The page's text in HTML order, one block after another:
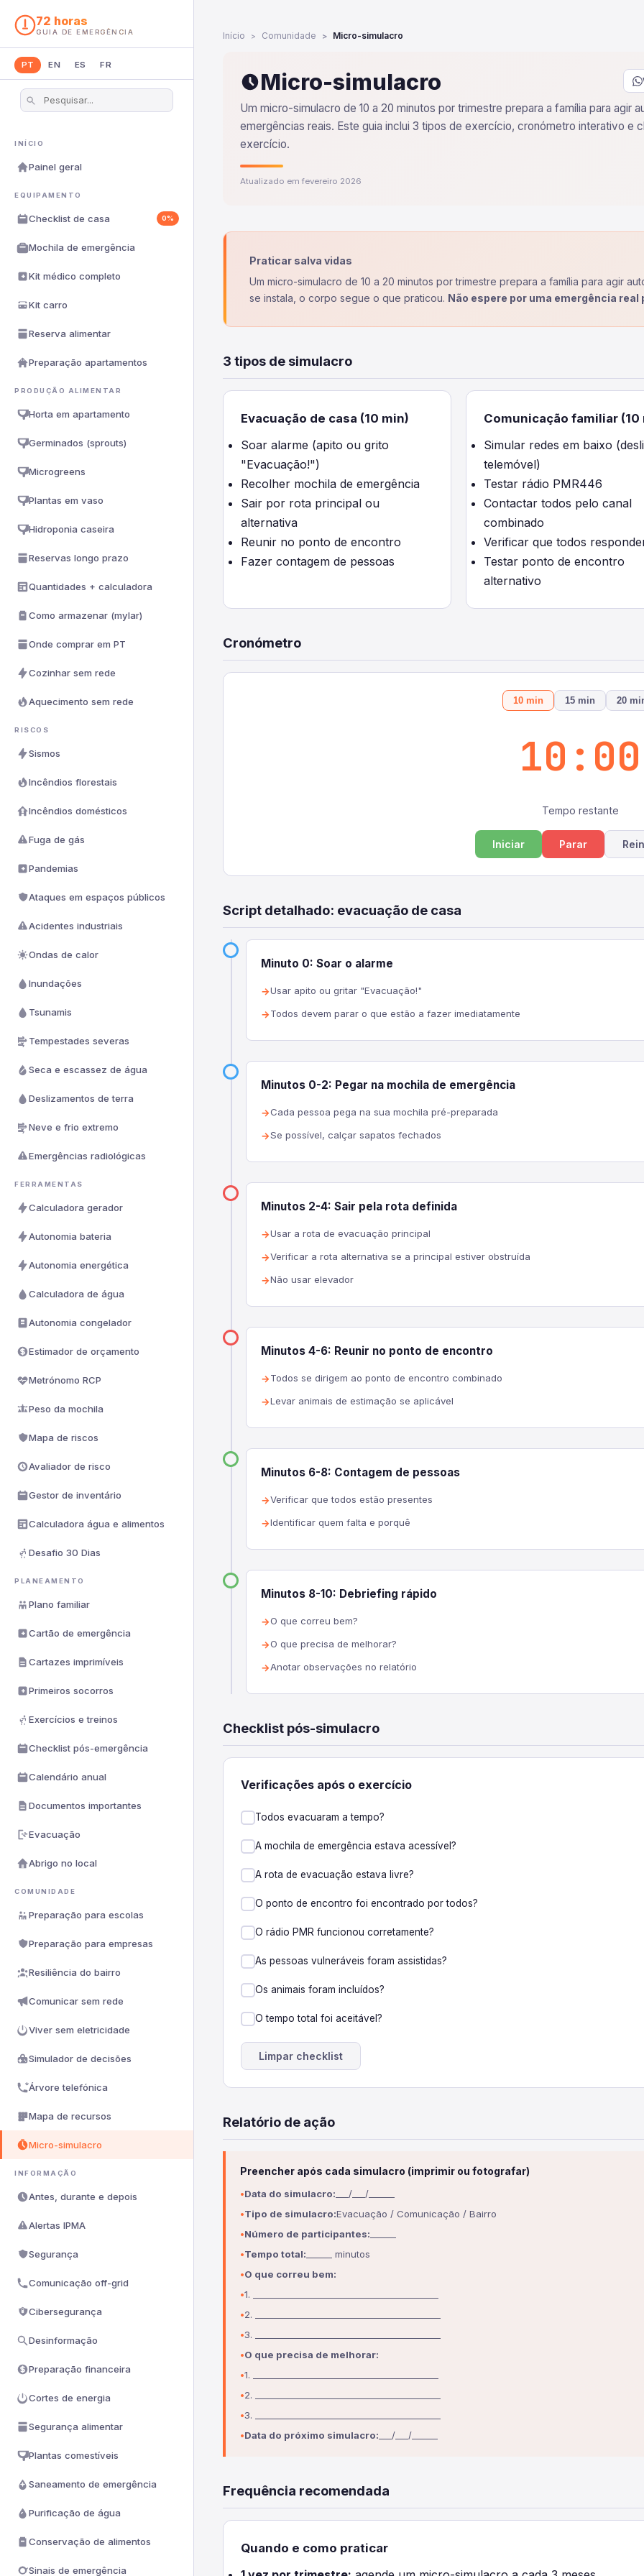
72 horas
GUIA DE EMERGÊNCIA
PT EN ES FR
INÍCIO
Painel geral
EQUIPAMENTO
Checklist de casa 0%
Mochila de emergência
Kit médico completo
Kit carro
Reserva alimentar
Preparação apartamentos
PRODUÇÃO ALIMENTAR
Horta em apartamento
Germinados (sprouts)
Microgreens
Plantas em vaso
Hidroponia caseira
Reservas longo prazo
Quantidades + calculadora
Como armazenar (mylar)
Onde comprar em PT
Cozinhar sem rede
Aquecimento sem rede
RISCOS
Sismos
Incêndios florestais
Incêndios domésticos
Fuga de gás
Pandemias
Ataques em espaços públicos
Acidentes industriais
Ondas de calor
Inundações
Tsunamis
Tempestades severas
Seca e escassez de água
Deslizamentos de terra
Neve e frio extremo
Emergências radiológicas
FERRAMENTAS
Calculadora gerador
Autonomia bateria
Autonomia energética
Calculadora de água
Autonomia congelador
Estimador de orçamento
Metrónomo RCP
Peso da mochila
Mapa de riscos
Avaliador de risco
Gestor de inventário
Calculadora água e alimentos
Desafio 30 Dias
PLANEAMENTO
Plano familiar
Cartão de emergência
Cartazes imprimíveis
Primeiros socorros
Exercícios e treinos
Checklist pós-emergência
Calendário anual
Documentos importantes
Evacuação
Abrigo no local
COMUNIDADE
Preparação para escolas
Preparação para empresas
Resiliência do bairro
Comunicar sem rede
Viver sem eletricidade
Simulador de decisões
Árvore telefónica
Mapa de recursos
Micro-simulacro
INFORMAÇÃO
Antes, durante e depois
Alertas IPMA
Segurança
Comunicação off-grid
Cibersegurança
Desinformação
Preparação financeira
Cortes de energia
Segurança alimentar
Plantas comestíveis
Saneamento de emergência
Purificação de água
Conservação de alimentos
Sinais de emergência
Início Comunidade Micro-simulacro
Micro-simulacro
Um micro-simulacro de 10 a 20 minutos por trimestre prepara a família para agir
emergências reais. Este guia inclui 3 tipos de exercício, cronómetro interativo e
exercício.
Atualizado em fevereiro 2026
Praticar salva vidas
Um micro-simulacro de 10 a 20 minutos por trimestre prepara a família para agir
se instala, o corpo segue o que praticou. Não espere por uma emergência
3 tipos de simulacro
Evacuação de casa (10 min)
Soar alarme (apito ou grito
"Evacuação!")
Recolher mochila de emergência
Sair por rota principal ou
alternativa
Reunir no ponto de encontro
Fazer contagem de pessoas
Comunicação familiar (10
Simular redes em baixo
telemóvel)
Testar rádio PMR446
Contactar todos pelo canal
combinado
Verificar que todos
Testar ponto de encontro
alternativo
Cronómetro
10 min 15 min 20
10:00
Tempo restante
Iniciar Parar
Script detalhado: evacuação de casa
Minuto 0: Soar o alarme
Usar apito ou gritar "Evacuação!"
Todos devem parar o que estão a fazer imediatamente
Minutos 0-2: Pegar na mochila de emergência
Cada pessoa pega na sua mochila pré-preparada
Se possível, calçar sapatos fechados
Minutos 2-4: Sair pela rota definida
Usar a rota de evacuação principal
Verificar a rota alternativa se a principal estiver obstruída
Não usar elevador
Minutos 4-6: Reunir no ponto de encontro
Todos se dirigem ao ponto de encontro combinado
Levar animais de estimação se aplicável
Minutos 6-8: Contagem de pessoas
Verificar que todos estão presentes
Identificar quem falta e porquê
Minutos 8-10: Debriefing rápido
O que correu bem?
O que precisa de melhorar?
Anotar observações no relatório
Checklist pós-simulacro
Verificações após o exercício
Todos evacuaram a tempo?
A mochila de emergência estava acessível?
A rota de evacuação estava livre?
O ponto de encontro foi encontrado por todos?
O rádio PMR funcionou corretamente?
As pessoas vulneráveis foram assistidas?
Os animais foram incluídos?
O tempo total foi aceitável?
Limpar checklist
Relatório de ação
Preencher após cada simulacro (imprimir ou fotografar)
Data do simulacro: ___/___/______
Tipo de simulacro:Evacuação / Comunicação / Bairro
Número de participantes:
Tempo total: ______ minutos
O que correu bem:
1. ___________________________________________
2. ___________________________________________
3. ___________________________________________
O que precisa de melhorar:
1. ___________________________________________
2. ___________________________________________
3. ___________________________________________
Data do próximo simulacro: ___/___/______
Frequência recomendada
Quando e como praticar